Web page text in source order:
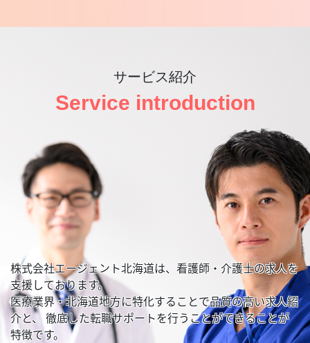
サービス紹介
Service introduction
株式会社エージェント北海道は、看護師・介護士の求人を
支援しております。
医療業界・北海道地方に特化することで品質の高い求人紹
介と、 徹底した転職サポートを行うことができることが
特徴です。